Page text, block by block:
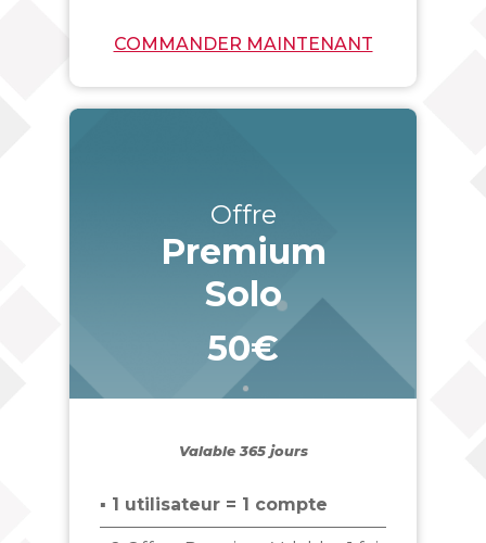
Offre
Premium
Solo
50€
_
Valable 365 jours
▪ 1 utilisateur = 1 compte
COMMANDER MAINTENANT